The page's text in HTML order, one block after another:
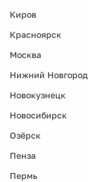
Киров
Красноярск
Москва
Нижний Новгород
Новокузнецк
Новосибирск
Озёрск
Пенза
Пермь